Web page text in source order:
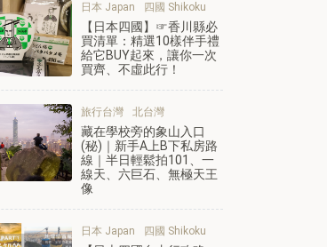
日本 Japan 四國 Shikoku
【日本四國】☞香川縣必
買清單：精選10樣伴手禮
給它BUY起來，讓你一次
買齊、不虛此行！
旅行台灣 北台灣
藏在學校旁的象山入口
(秘)｜新手A上B下私房路
線｜半日輕鬆拍101、一
線天、六巨石、無極天王
像
日本 Japan 四國 Shikoku